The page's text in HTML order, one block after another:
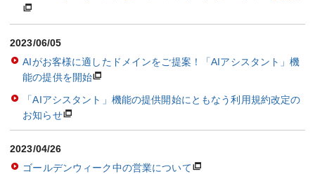
2023/06/05
AIがお客様に適したドメインをご提案！「AIアシスタント」機
能の提供を開始
「AIアシスタント」機能の提供開始にともなう利用規約改定の
お知らせ
2023/04/26
ゴールデンウィーク中の営業について